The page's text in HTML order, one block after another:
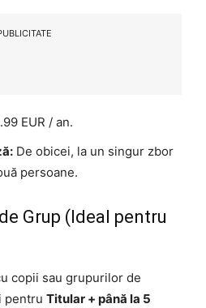
EUR / an.
De obicei, la un singur zbor
persoane.
Grup (Ideal pentru
copii sau grupurilor de
pentru Titular + până la 5